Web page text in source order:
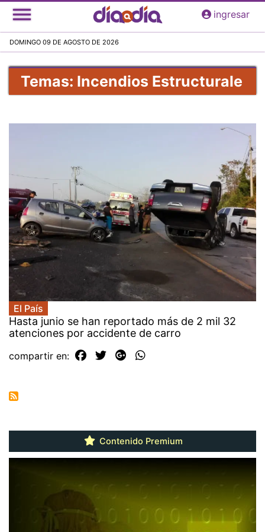
Pasar
al
principal
ingresar
DOMINGO 09 DE AGOSTO DE 2026
Temas: Incendios Estructurale
El País
Hasta junio se han reportado más de 2 mil 32
atenciones por accidente de carro
compartir en:
Contenido Premium